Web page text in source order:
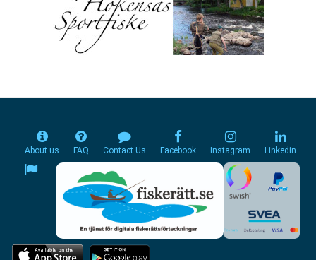
About us FAQ Contact Us Facebook Instagram Linkedin